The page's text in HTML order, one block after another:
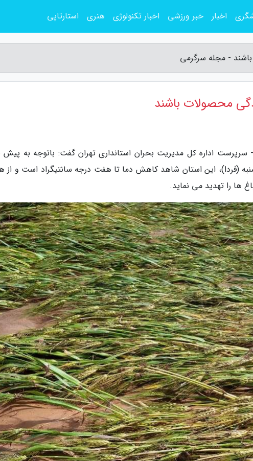
- مجله سرگرمی
محصولات باشند
سرپرست اداره کل مدیریت بحران استانداری تهران گفت: باتوجه به پیش
(فردا)، این استان شاهد کاهش دما تا هفت درجه سانتیگراد است و از
ها را تهدید می نماید.
اخبار خبر ورزشی اخبار تکنولوژی هنری استارتاپی